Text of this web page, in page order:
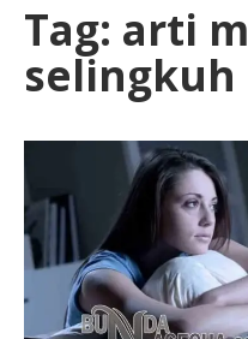
Tag: arti
selingkuh